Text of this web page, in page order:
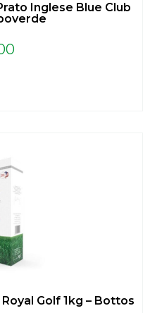
Inglese Blue Club
Golf 1kg – Bottos